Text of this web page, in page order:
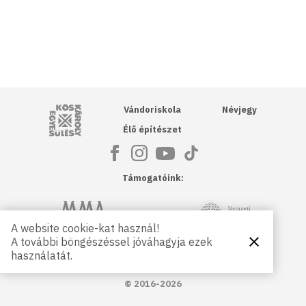
Kós Károly Egyesülés
Vándoriskola
Élő építészet
Névjegy
Támogatóink:
Magyar Művészeti Akadémia NKA
Petőfi Kulturális Ügynökség
© 2016-2026
A website cookie-kat használ!
A további böngészéssel jóváhagyja ezek
használatát.
Bezárás